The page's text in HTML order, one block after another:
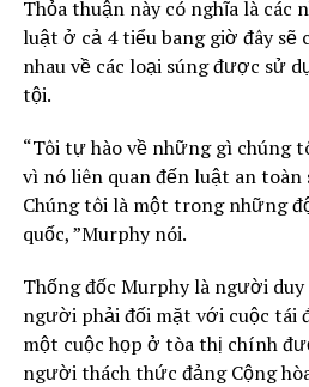
Thỏa thuận này có nghĩa là các
luật ở cả 4 tiểu bang giờ đây sẽ
nhau về các loại súng được sử
tội.
“Tôi tự hào về những gì chúng
vì nó liên quan đến luật an
Chúng tôi là một trong những
quốc, ”Murphy nói.
Thống đốc Murphy là người
người phải đối mặt với cuộc tái
một cuộc họp ở tòa thị chính
người thách thức đảng Cộng